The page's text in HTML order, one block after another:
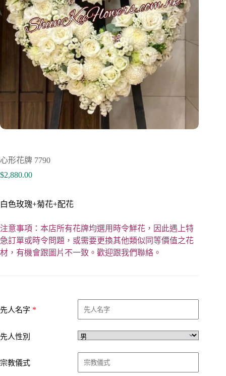
心形花牌 7790
$2,880.00
白色玫瑰+菊花+配花
注意事項：本店所有花牌均選用時令鮮花，因此遇上特
急訂單或時令問題，或需要更換其他類似同等價值之花
材，有機會跟圖片不一致。歡迎跟我們聯絡。
先人名字 *
先人性別
宗教儀式